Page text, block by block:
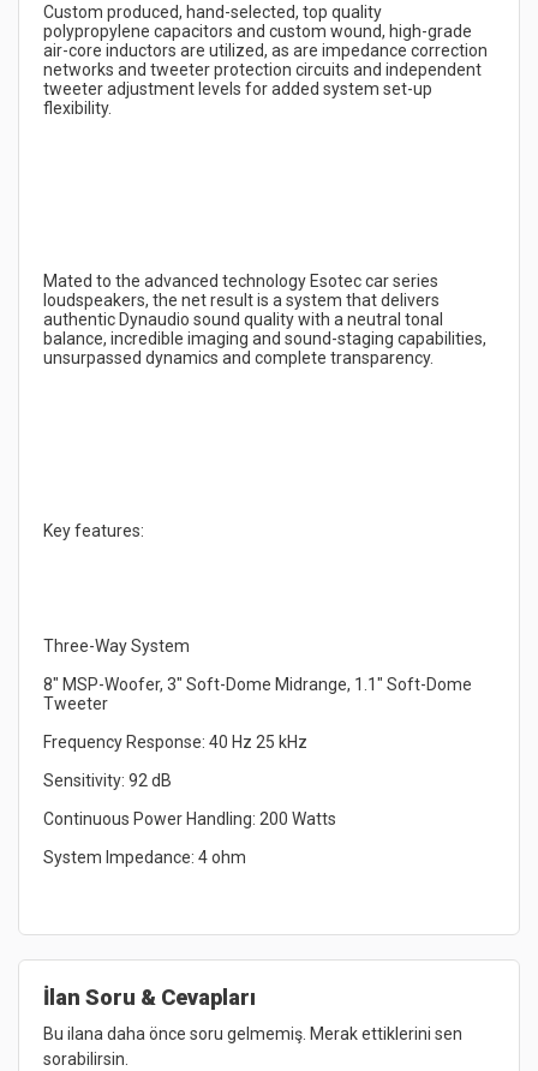
Custom produced, hand-selected, top quality
polypropylene capacitors and custom wound, high-grade
air-core inductors are utilized, as are impedance correction
networks and tweeter protection circuits and independent
tweeter adjustment levels for added system set-up
Mated to the advanced technology Esotec car series
loudspeakers, the net result is a system that delivers
authentic Dynaudio sound quality with a neutral tonal
balance, incredible imaging and sound-staging capabilities,
8" MSP-Woofer, 3" Soft-Dome Midrange, 1.1" Soft-Dome
İlan Soru & Cevapları
Bu ilana daha önce soru gelmemiş. Merak ettiklerini sen
sorabilirsin.